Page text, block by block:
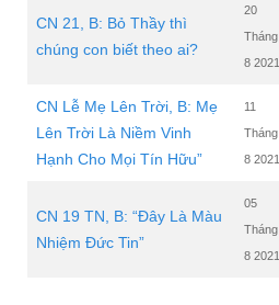
CN 21, B: Bỏ Thầy thì
chúng con biết theo ai?
20
Tháng
8 2021
CN Lễ Mẹ Lên Trời, B: Mẹ
Lên Trời Là Niềm Vinh
Hạnh Cho Mọi Tín Hữu”
11
Tháng
8 2021
CN 19 TN, B: “Đây Là Màu
Nhiệm Đức Tin”
05
Tháng
8 2021